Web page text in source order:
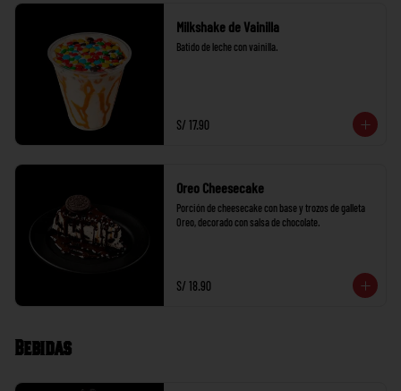
Milkshake de Vainilla
Batido de leche con vainilla.
S/ 17.90
Oreo Cheesecake
Porción de cheesecake con base y trozos de galleta
Oreo, decorado con salsa de chocolate.
S/ 18.90
Bebidas